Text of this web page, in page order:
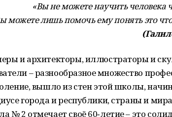
«Вы не можете научить человека
можете лишь помочь ему понять это
и архитекторы, иллюстраторы и
– разнообразное множество
вышло из стен этой школы,
города и республики, страны и
№ 2 отмечает своё 60‑летие – это